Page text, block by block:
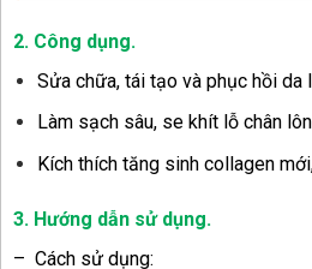
2. Công dụng.
Sửa chữa, tái tạo và phục hồi da
Làm sạch sâu, se khít lỗ chân
Kích thích tăng sinh collagen
3. Hướng dẫn sử dụng.
– Cách sử dụng: